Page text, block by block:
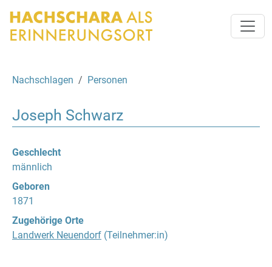
Nachschlagen Personen
Joseph Schwarz
Geschlecht
männlich
Geboren
1871
Zugehörige Orte
Landwerk Neuendorf (Teilnehmer:in)